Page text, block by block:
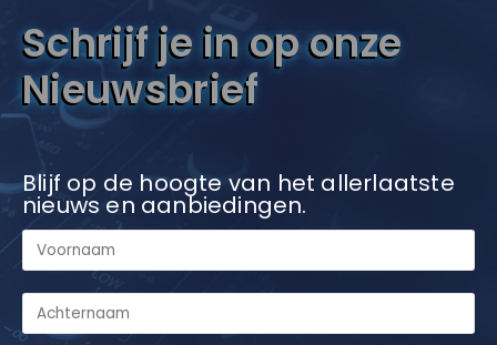
Schrijf je in op onze
Nieuwsbrief
Blijf op de hoogte van het allerlaatste
nieuws en aanbiedingen.